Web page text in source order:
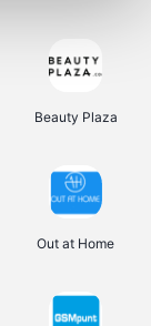
Beauty Plaza
Out at Home